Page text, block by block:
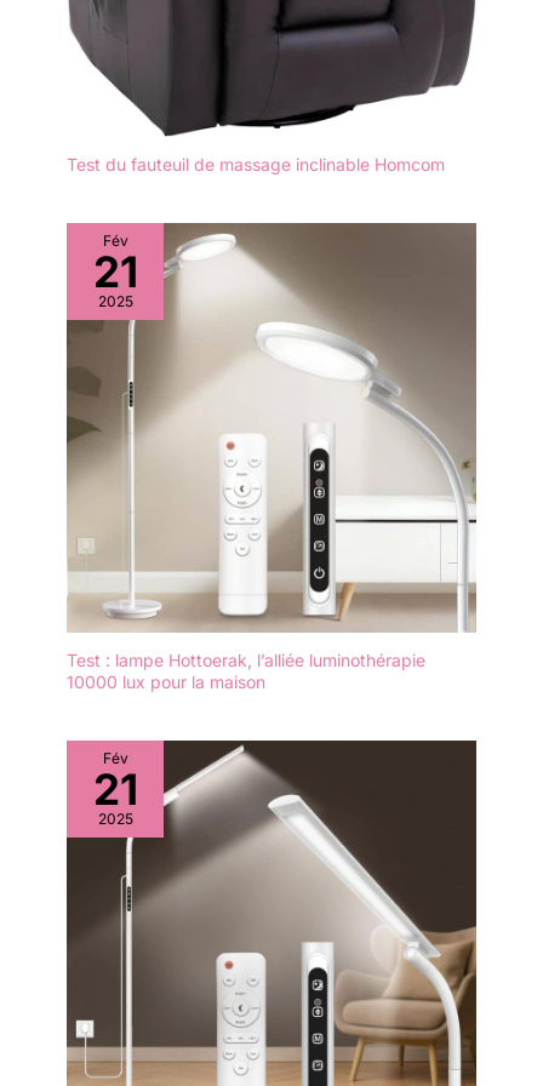
Test du fauteuil de massage inclinable Homcom
Fév
21
2025
Test : lampe Hottoerak, l’alliée luminothérapie
10000 lux pour la maison
Fév
21
2025